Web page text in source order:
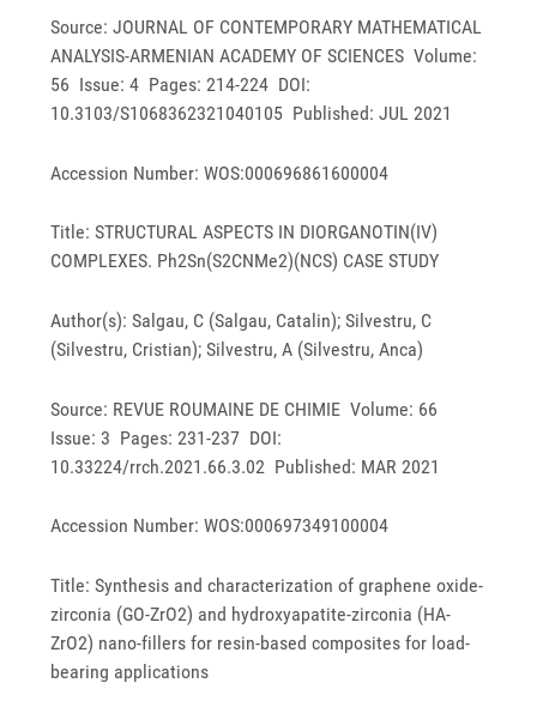
Source: JOURNAL OF CONTEMPORARY MATHEMATICAL
ANALYSIS-ARMENIAN ACADEMY OF SCIENCES Volume:
56 Issue: 4 Pages: 214-224 DOI:
10.3103/S1068362321040105 Published: JUL 2021
Accession Number: WOS:000696861600004
Title: STRUCTURAL ASPECTS IN DIORGANOTIN(IV)
COMPLEXES. Ph2Sn(S2CNMe2)(NCS) CASE STUDY
Author(s): Salgau, C (Salgau, Catalin); Silvestru, C
(Silvestru, Cristian); Silvestru, A (Silvestru, Anca)
Source: REVUE ROUMAINE DE CHIMIE Volume: 66
Issue: 3 Pages: 231-237 DOI:
10.33224/rrch.2021.66.3.02 Published: MAR 2021
Accession Number: WOS:000697349100004
Title: Synthesis and characterization of graphene oxide-
zirconia (GO-ZrO2) and hydroxyapatite-zirconia (HA-
ZrO2) nano-fillers for resin-based composites for load-
bearing applications